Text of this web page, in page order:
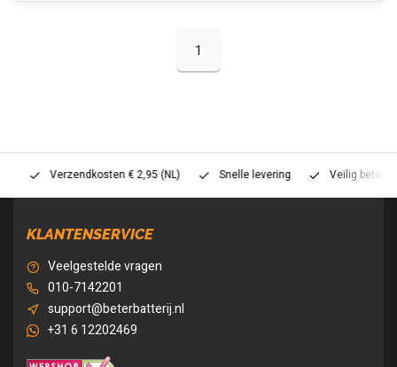
1
Verzendkosten € 2,95 (NL) Snelle levering Veilig betalen
KLANTENSERVICE
Veelgestelde vragen
010-7142201
support@beterbatterij.nl
+31 6 12202469